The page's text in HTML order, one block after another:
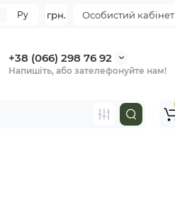
Особистий кабінет
грн.
Ру
+38 (066) 298 76 92
Напишіть, або зателефонуйте нам!